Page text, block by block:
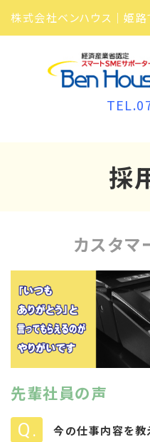
採
カスタマ
先輩社員の声
今の仕事内容を教